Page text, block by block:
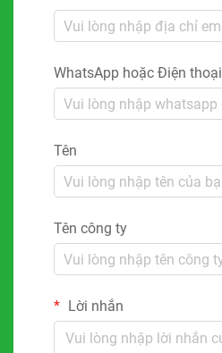
WhatsApp hoặc Điện thoại
Tên
Tên công ty
Lời nhắn